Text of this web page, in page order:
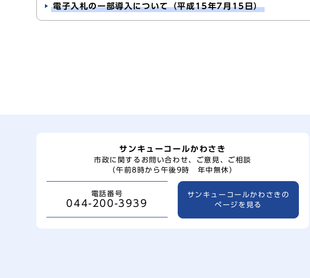
電子入札の一部導入について（平成15年7月15日）
サンキューコールかわさき
市政に関するお問い合わせ、ご意見、ご相談
（午前8時から午後9時 年中無休）
電話番号
044-200-3939
サンキューコールかわさきの
ページを見る